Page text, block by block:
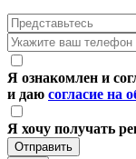
Я ознакомлен и
и даю согласие на
Я хочу получать
Отправить